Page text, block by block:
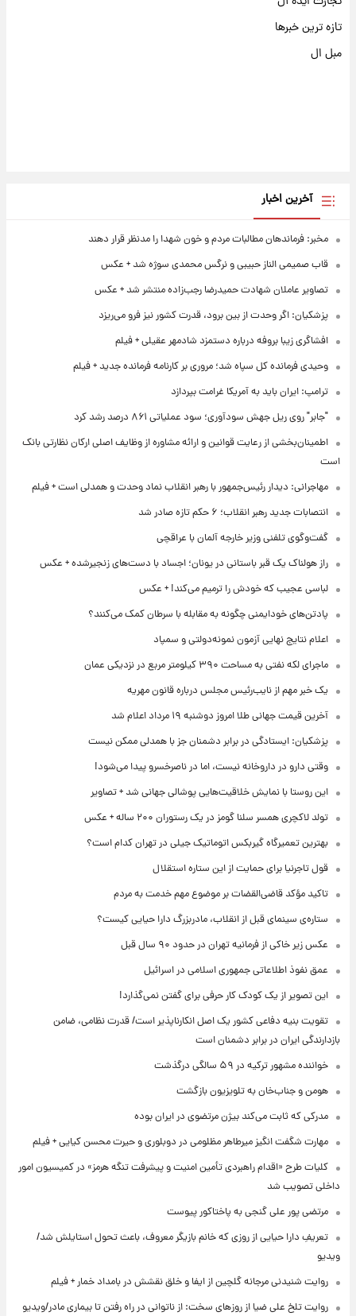
تازه ترین خبرها
مبل ال
آخرین اخبار
مخبر: فرماندهان مطالبات مردم و خون شهدا را مدنظر قرار دهند
قاب صمیمی الناز حبیبی و نرگس محمدی سوژه شد + عکس
تصاویر عاملان شهادت حمیدرضا رجب‌زاده منتشر شد + عکس
پزشکیان: اگر وحدت از بین برود، قدرت کشور نیز فرو می‌ریزد
افشاگری زیبا بروفه درباره دستمزد شادمهر عقیلی + فیلم
وحیدی فرمانده کل سپاه شد؛ مروری بر کارنامه فرمانده جدید + فیلم
ترامپ: ایران باید به آمریکا غرامت بپردازد
"جابر" روی ریل جهش سودآوری؛ سود عملیاتی ۸۶۱ درصد رشد کرد
اطمینان‌بخشی از رعایت قوانین و ارائه مشاوره از وظایف اصلی ارکان نظارتی بانک
است
مهاجرانی: دیدار رئیس‌جمهور با رهبر انقلاب نماد وحدت و همدلی است + فیلم
انتصابات جدید رهبر انقلاب؛ ۶ حکم تازه صادر شد
گفت‌وگوی تلفنی وزیر خارجه آلمان با عراقچی
راز هولناک یک قبر باستانی در یونان؛ اجساد با دست‌های زنجیرشده + عکس
لباسی عجیب که خودش را ترمیم می‌کند! + عکس
پادتن‌های خودایمنی چگونه به مقابله با سرطان کمک می‌کنند؟
اعلام نتایج نهایی آزمون نمونه‌دولتی و سمپاد
ماجرای لکه نفتی به مساحت ۳۹۰ کیلومتر مربع در نزدیکی عمان
یک خبر مهم از نایب‌رئیس مجلس درباره قانون مهریه
آخرین قیمت جهانی طلا امروز دوشنبه ۱۹ مرداد اعلام شد
پزشکیان: ایستادگی در برابر دشمنان جز با همدلی ممکن نیست
وقتی دارو در داروخانه نیست، اما در ناصرخسرو پیدا می‌شود!
این روستا با نمایش خلاقیت‌هایی پوشالی جهانی شد + تصاویر
تولد لاکچری همسر سلنا گومز در یک رستوران ۲۰۰ ساله + عکس
بهترین تعمیرگاه گیربکس اتوماتیک جیلی در تهران کدام است؟
قول تاجرنیا برای حمایت از این ستاره استقلال
تاکید مؤکد قاضی‌القضات بر موضوع مهم خدمت به مردم
ستاره‌ی سینمای قبل از انقلاب، مادربزرگ دارا حیایی کیست؟
عکس زیر خاکی از فرمانیه تهران در حدود ۹۰ سال قبل
عمق نفوذ اطلاعاتی جمهوری اسلامی در اسرائیل
این تصویر از یک کودک کار حرفی برای گفتن نمی‌گذارد!
تقویت بنیه دفاعی کشور یک اصل انکارناپذیر است/ قدرت نظامی، ضامن
بازدارندگی ایران در برابر دشمنان است
خواننده مشهور ترکیه در ۵۹ سالگی درگذشت
هومن و جناب‌خان به تلویزیون بازگشت
مدرکی که ثابت می‌کند بیژن مرتضوی در ایران بوده
مهارت شگفت انگیز میرطاهر مظلومی در دوبلوری و حیرت محسن کیایی + فیلم
کلیات طرح «اقدام راهبردی تأمین امنیت و پیشرفت تنگه هرمز» در کمیسیون امور
داخلی تصویب شد
مرتضی پور علی گنجی به پاختاکور پیوست
تعریفِ دارا حیایی از روزی که خانم بازیگر معروف، باعث تحول استایلش شد/
ویدیو
روایت شنیدنی مرجانه گلچین از ایفا و خلق نقشش در بامداد خمار + فیلم
روایت تلخ علی ضیا از روزهای سخت: از ناتوانی در راه رفتن تا بیماری مادر/ویدیو